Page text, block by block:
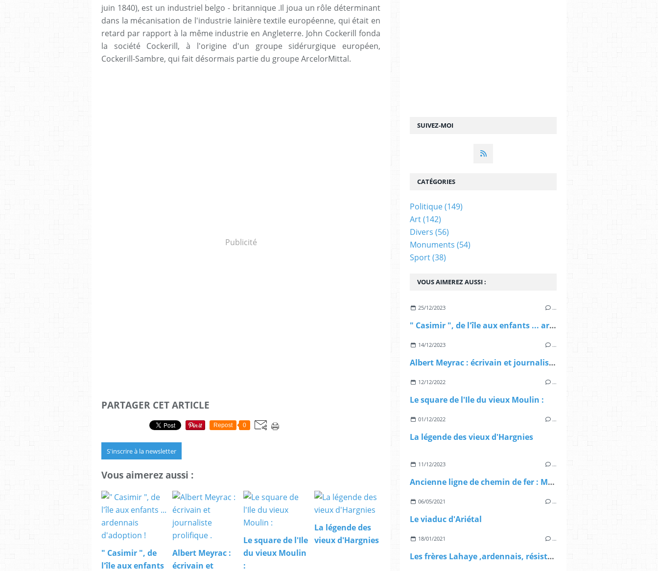
juin 1840), est un industriel belgo - britannique .Il joua un rôle déterminant
dans la mécanisation de l'industrie lainière textile européenne, qui était en
retard par rapport à la même industrie en Angleterre. John Cockerill fonda
la société Cockerill, à l'origine d'un groupe sidérurgique européen,
Cockerill-Sambre, qui fait désormais partie du groupe ArcelorMittal.
Publicité
PARTAGER CET ARTICLE
Repost 0
S'inscrire à la newsletter
Vous aimerez aussi :
" Casimir ", de
l'île aux enfants
Albert Meyrac :
écrivain et
Le square de l'Ile
du vieux Moulin
:
La légende des
vieux d'Hargnies
SUIVEZ-MOI
VOUS AIMEREZ AUSSI :
25/12/2023 …
" Casimir ", de l'île aux enfants ... ardennais d'adoption !
14/12/2023 …
Albert Meyrac : écrivain et journaliste prolifique .
12/12/2022 …
Le square de l'Ile du vieux Moulin :
01/12/2022 …
La légende des vieux d'Hargnies
11/12/2023 …
Ancienne ligne de chemin de fer : Mézières - Wasigny
06/05/2021 …
Le viaduc d'Ariétal
18/01/2021 …
Les frères Lahaye ,ardennais, résistants et martyrs du Vercors
CATÉGORIES
Politique(149)
Art(142)
Divers (56)
Monuments (54)
Sport(38)